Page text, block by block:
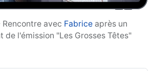
avec Fabriceaprès un
de l'émission "Les Grosses Têtes"